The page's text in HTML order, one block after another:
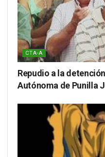
CTA-A
Repudio a la
Autónoma de Punilla